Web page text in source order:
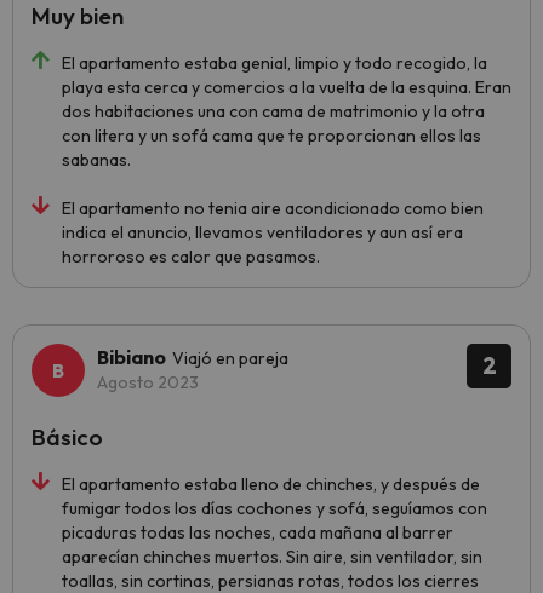
El apartamento estaba genial, limpio y todo recogido, la
playa esta cerca y comercios a la vuelta de la esquina. Eran
dos habitaciones una con cama de matrimonio y la otra
con litera y un sofá cama que te proporcionan ellos las
sabanas.
El apartamento no tenia aire acondicionado como bien
indica el anuncio, llevamos ventiladores y aun así era
horroroso es calor que pasamos.
Muy bien
2
Bibiano Viajó en pareja
Agosto 2023
El apartamento estaba lleno de chinches, y después de
fumigar todos los días cochones y sofá, seguíamos con
picaduras todas las noches, cada mañana al barrer
aparecían chinches muertos. Sin aire, sin ventilador, sin
toallas, sin cortinas, persianas rotas, todos los cierres
Básico